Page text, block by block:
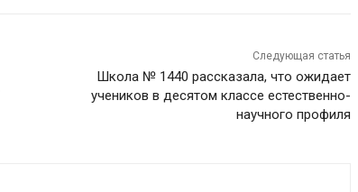
Следующая статья
Школа № 1440 рассказала, что ожидает
учеников в десятом классе естественно-
научного профиля